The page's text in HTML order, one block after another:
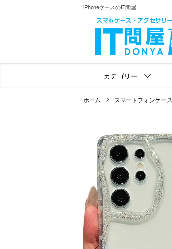
iPhoneケースのIT問屋
カテゴリー
ホーム スマートフォンケース